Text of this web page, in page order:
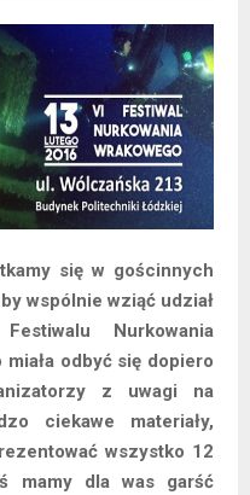
się w gościnnych
wspólnie wziąć udział
Nurkowania
odbyć się dopiero
z uwagi na
ciekawe materiały,
wszystko 12
mamy dla was garść